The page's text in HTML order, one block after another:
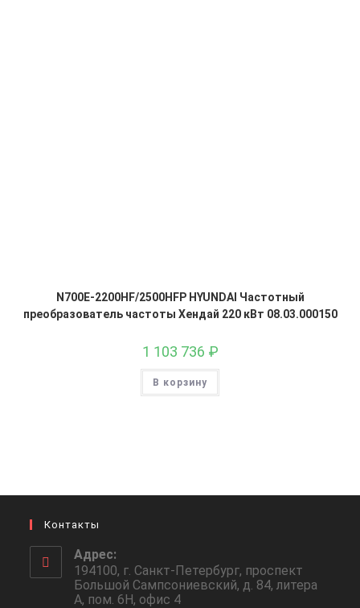
N700E-2200HF/2500HFP HYUNDAI Частотный
преобразователь частоты Хендай 220 кВт 08.03.000150
1 103 736 ₽
В корзину
Контакты
Адрес:
194100, г. Санкт-Петербург, проспект
Большой Сампсониевский, д. 84, литера
А, пом. 6Н, офис 4